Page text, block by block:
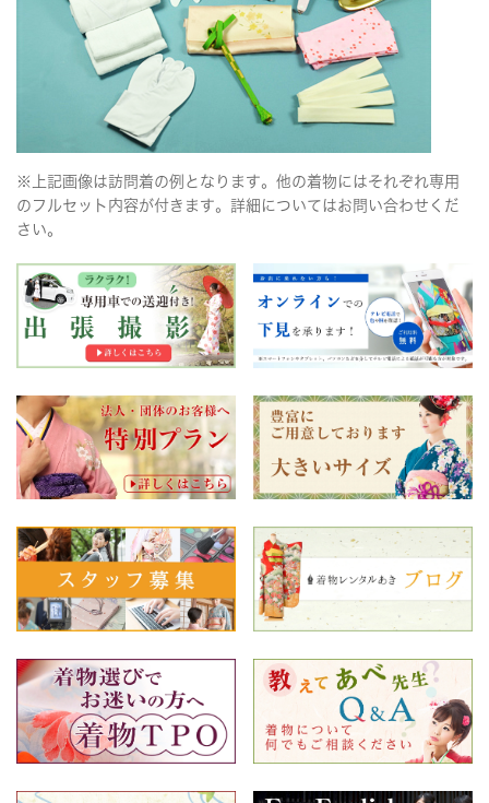
※上記画像は訪問着の例となります。他の着物にはそれぞれ専用
のフルセット内容が付きます。詳細についてはお問い合わせくだ
さい。